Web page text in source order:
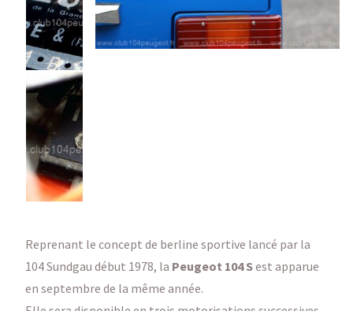
Reprenant le concept de berline sportive lancé par la
104 Sundgau début 1978, la Peugeot 104 Sest apparue
en septembre de la même année.